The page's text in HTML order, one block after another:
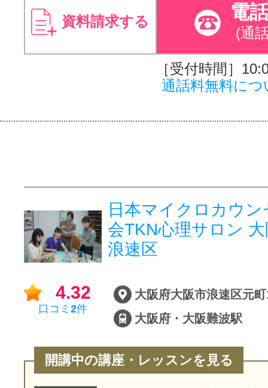
資料請求する 電
(通
［受付時間］
通話料無料につ
日本マイクロカウ
会TKN心理サロン
浪速区
4.32
口コミ 2件
大阪府・大阪難波駅
開講中の講座・レッスンを見る